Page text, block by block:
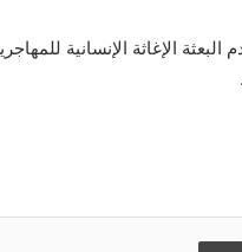
الإغاثة الإنسانية
طباعة